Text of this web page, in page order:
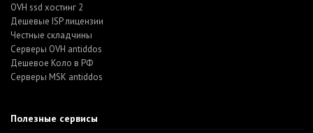
OVH ssd хостинг 2
Дешевые ISP лицензии
Честные складчины
Серверы OVH antiddos
Дешевое Коло в РФ
Серверы MSK antiddos
Полезные сервисы